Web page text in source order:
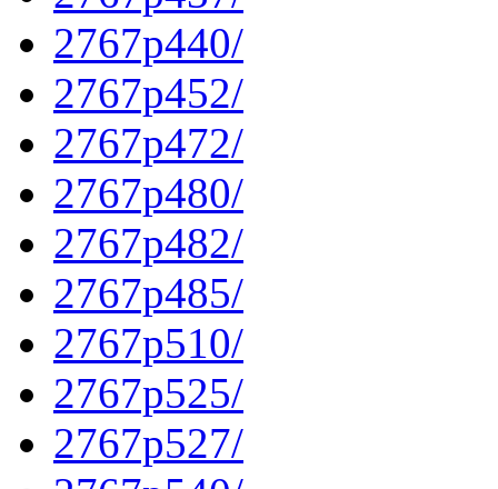
2767p440/
2767p452/
2767p472/
2767p480/
2767p482/
2767p485/
2767p510/
2767p525/
2767p527/